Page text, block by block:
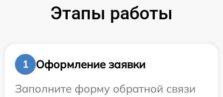
Этапы работы
1
Оформление заявки
Заполните форму обратной связи